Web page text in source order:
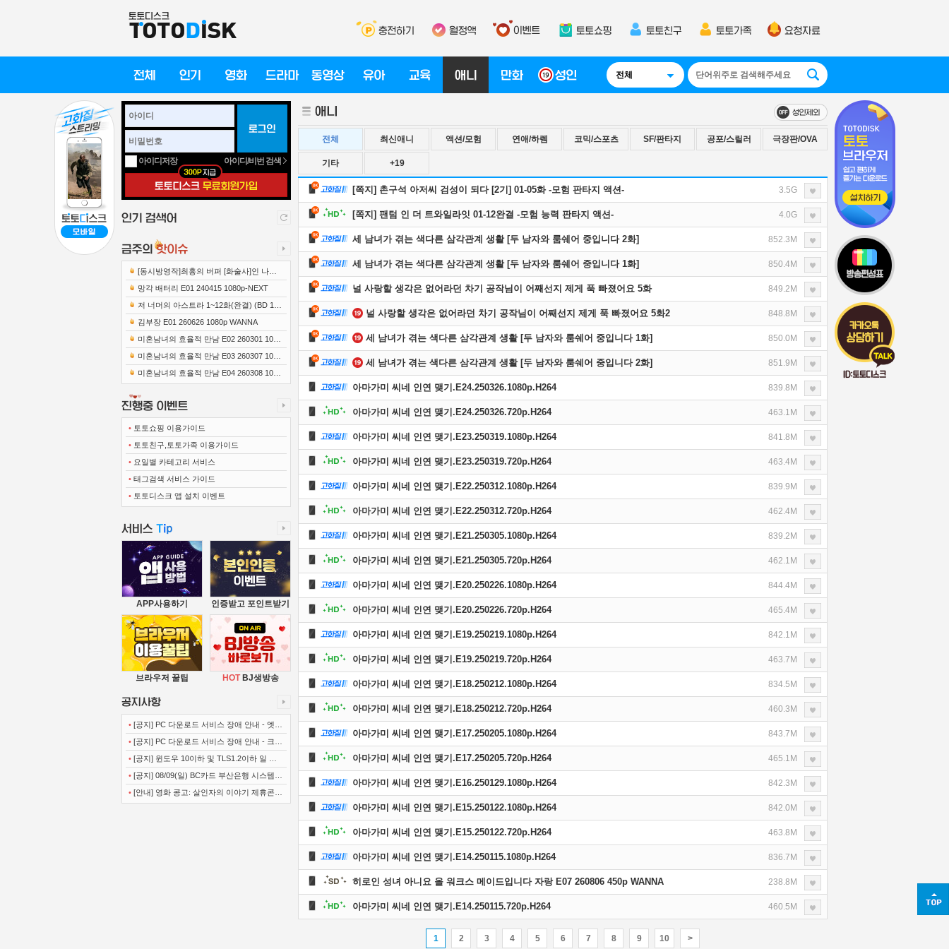
아이디저장 아이디/비번 검색
전체
[동시방영작]최흉의 버퍼 [화술사]인 나는
세계 최강 클랜을 이끈다 E12 241219 108..
망각 배터리 E01 240415 1080p-NEXT
저 너머의 아스트라 1~12화(완결) (BD 192
0x1080 x265-10Bit FLACx2)
김부장 E01 260626 1080p WANNA
미혼남녀의 효율적 만남 E02 260301 1080
p-NEXT
미혼남녀의 효율적 만남 E03 260307 1080
p-NEXT
미혼남녀의 효율적 만남 E04 260308 1080
• 토토쇼핑 이용가이드
• 토토친구,토토가족 이용가이드
• 요일별 카테고리 서비스
• 태그검색 서비스 가이드
• 토토디스크 앱 설치 이벤트
APP사용하기 인증받고 포인트받기
브라우저 꿀팁 HOTBJ생방송
• [공지] PC 다운로드 서비스 장애 안내 - 엣지
(Microsoft Edge)
• [공지] PC 다운로드 서비스 장애 안내 - 크롬
(Chrome)
• [공지] 윈도우 10이하 및 TLS1.2이하 일 경
우 사이트 이용불가 안내
• [공지] 08/09(일) BC카드 부산은행 시스템
정기점검 안내
• [안내] 영화 콩고: 살인자의 이야기 제휴콘텐
전체 최신애니 액션/모험 연애/하렘 코믹/스포츠 SF/판타지 공포/스릴러 극장판/OVA
기타 +19
[쪽지] 촌구석 아저씨 검성이 되다 [2기] 01-05화 -모험 판타지 액션- 3.5G
[쪽지] 팬텀 인 더 트와일라잇 01-12완결 -모험 능력 판타지 액션- 4.0G
세 남녀가 겪는 색다른 삼각관계 생활 [두 남자와 룸쉐어 중입니다 2화] 852.3M
세 남녀가 겪는 색다른 삼각관계 생활 [두 남자와 룸쉐어 중입니다 1화] 850.4M
널 사랑할 생각은 없어라던 차기 공작님이 어째선지 제게 푹 빠졌어요 5화 849.2M
널 사랑할 생각은 없어라던 차기 공작님이 어째선지 제게 푹 빠졌어요 5화2 848.8M
세 남녀가 겪는 색다른 삼각관계 생활 [두 남자와 룸쉐어 중입니다 1화] 850.0M
세 남녀가 겪는 색다른 삼각관계 생활 [두 남자와 룸쉐어 중입니다 2화] 851.9M
아마가미 씨네 인연 맺기.E24.250326.1080p.H264 839.8M
아마가미 씨네 인연 맺기.E24.250326.720p.H264 463.1M
아마가미 씨네 인연 맺기.E23.250319.1080p.H264 841.8M
아마가미 씨네 인연 맺기.E23.250319.720p.H264 463.4M
아마가미 씨네 인연 맺기.E22.250312.1080p.H264 839.9M
아마가미 씨네 인연 맺기.E22.250312.720p.H264 462.4M
아마가미 씨네 인연 맺기.E21.250305.1080p.H264 839.2M
아마가미 씨네 인연 맺기.E21.250305.720p.H264 462.1M
아마가미 씨네 인연 맺기.E20.250226.1080p.H264 844.4M
아마가미 씨네 인연 맺기.E20.250226.720p.H264 465.4M
아마가미 씨네 인연 맺기.E19.250219.1080p.H264 842.1M
아마가미 씨네 인연 맺기.E19.250219.720p.H264 463.7M
아마가미 씨네 인연 맺기.E18.250212.1080p.H264 834.5M
아마가미 씨네 인연 맺기.E18.250212.720p.H264 460.3M
아마가미 씨네 인연 맺기.E17.250205.1080p.H264 843.7M
아마가미 씨네 인연 맺기.E17.250205.720p.H264 465.1M
아마가미 씨네 인연 맺기.E16.250129.1080p.H264 842.3M
아마가미 씨네 인연 맺기.E15.250122.1080p.H264 842.0M
아마가미 씨네 인연 맺기.E15.250122.720p.H264 463.8M
아마가미 씨네 인연 맺기.E14.250115.1080p.H264 836.7M
히로인 성녀 아니요 올 워크스 메이드입니다 자랑 E07 260806 450p WANNA 238.8M
아마가미 씨네 인연 맺기.E14.250115.720p.H264 460.5M
1 2 3 4 5 6 7 8 9 10 >